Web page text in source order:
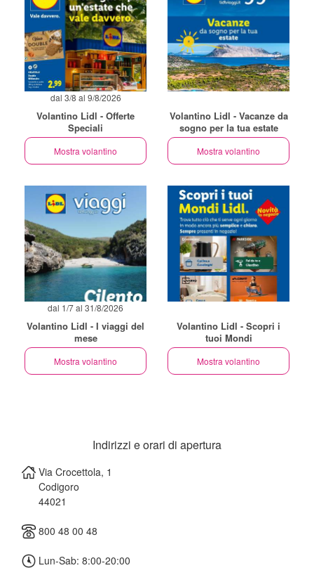
dal 3/8 al 9/8/2026
Volantino Lidl - Offerte
Speciali
Mostra volantino
Volantino Lidl - Vacanze da
sogno per la tua estate
Mostra volantino
dal 1/7 al 31/8/2026
Volantino Lidl - I viaggi del
mese
Mostra volantino
Volantino Lidl - Scopri i
tuoi Mondi
Mostra volantino
Indirizzi e orari di apertura
Via Crocettola, 1
Codigoro
44021
800 48 00 48
Lun-Sab: 8:00-20:00